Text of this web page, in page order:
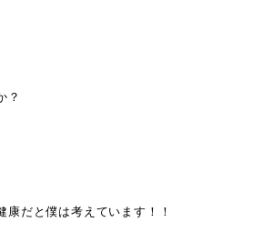
？
康だと僕は考えています！！